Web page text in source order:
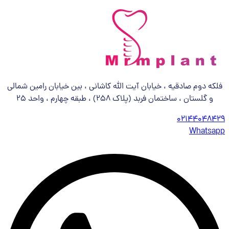
فلکه دوم صادقیه ، خیابان آیت الله کاشانی ، بین خیابان رامین شمالی
و گلستان ، ساختمان فربد (پلاک 258) ، طبقه چهارم ، واحد 25
02144048429
Whatsapp